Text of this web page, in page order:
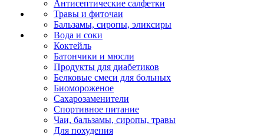
Антисептические салфетки
Травы и фиточаи
Бальзамы, сиропы, эликсиры
Вода и соки
Коктейль
Батончики и мюсли
Продукты для диабетиков
Белковые смеси для больных
Биомороженое
Сахарозаменители
Спортивное питание
Чаи, бальзамы, сиропы, травы
Для похудения